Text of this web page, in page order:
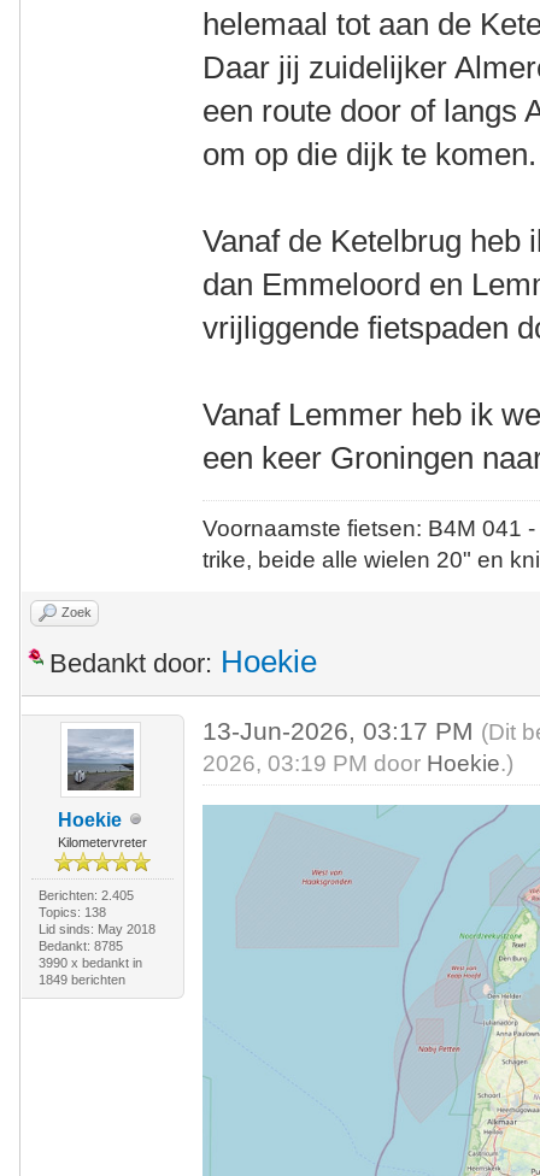
helemaal tot aan de
Daar jij zuidelijker
een route door of langs
om op die dijk te komen.
Vanaf de Ketelbrug heb
dan Emmeloord en
vrijliggende fietspaden
Vanaf Lemmer heb ik
een keer Groningen
Voornaamste fietsen: B4M
trike, beide alle wielen 20" en
Zoek
Bedankt door: Hoekie
Hoekie
Kilometervreter
Berichten: 2.405
Topics: 138
Lid sinds: May 2018
Bedankt: 8785
3990 x bedankt in
1849 berichten
13-Jun-2026, 03:17 PM (Dit
2026, 03:19 PM door Hoekie.)